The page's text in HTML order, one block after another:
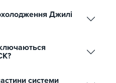
Джилі
системи